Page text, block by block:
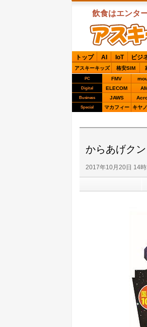
飲食はエンタ
ASCIIグルメ
トップ AI IoT ビジ
アスキーキッズ 格安SIM
PC FMV
Digital ELECOM
Business JAWS
Special マカフィー キヤ
からあげク
2017年10月20日 14